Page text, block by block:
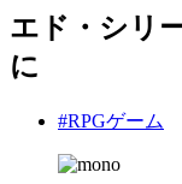
エド・シリ
に
#RPGゲーム